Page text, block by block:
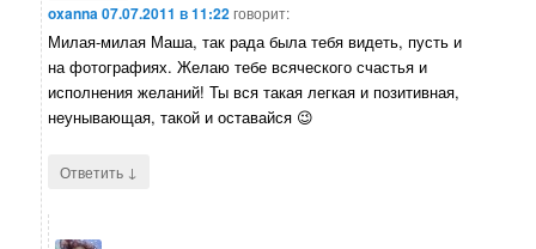
oxanna 07.07.2011 в 11:22говорит:
Милая-милая Маша, так рада была тебя видеть, пусть и
на фотографиях. Желаю тебе всяческого счастья и
исполнения желаний! Ты вся такая легкая и позитивная,
неунывающая, такой и оставайся 😉
Ответить ↓